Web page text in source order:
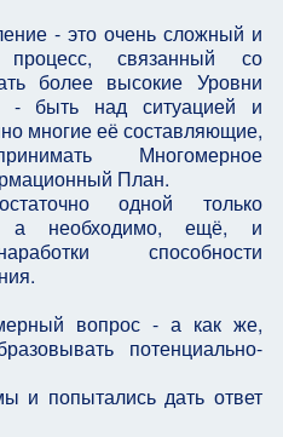
- это очень сложный и
связанный со
более высокие Уровни
- быть над ситуацией и
многие её составляющие,
Многомерное
План.
одной только
а необходимо, ещё, и
способности
вопрос - а как же,
потенциально-
и попытались дать ответ